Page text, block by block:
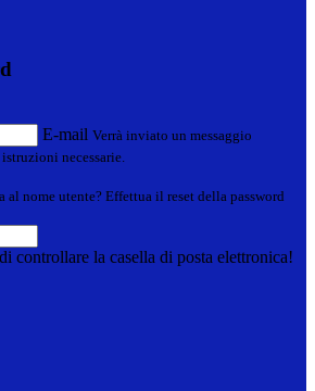
E-mail Verrà inviato un messaggio
necessarie.
al nome utente? Effettua il reset della password
controllare la casella di posta elettronica!